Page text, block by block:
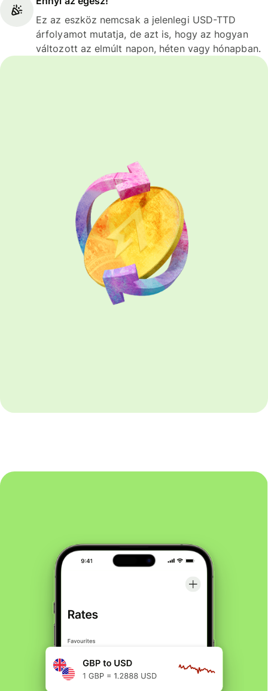
Ez az eszköz nemcsak a jelenlegi USD-TTD
árfolyamot mutatja, de azt is, hogy az hogyan
változott az elmúlt napon, héten vagy hónapban.